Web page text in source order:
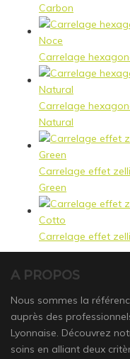
Carbon
Carrelage
Carrelage
Natural
Carrelage effet
Green
Carrelage effet
A PROPOS
Nous sommes la
auprès des
Lyonnaise. Découvrez
soins en alliant deux